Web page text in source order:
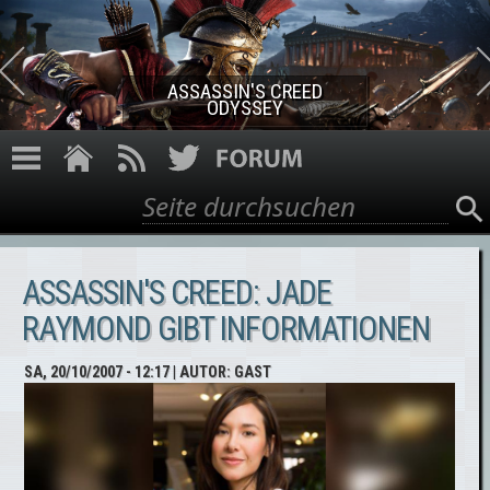
Direkt zum Inhalt
ASSASSIN'S CREED ROGUE
REMASTERED
Suchformular
Suche
ASSASSIN'S CREED: JADE
RAYMOND GIBT INFORMATIONEN
SA, 20/10/2007 - 12:17| AUTOR: GAST